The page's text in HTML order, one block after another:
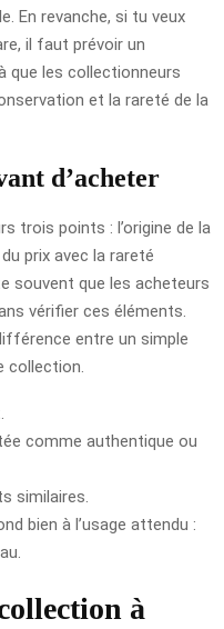
En revanche, si tu veux
il faut prévoir un
que les collectionneurs
et la rareté de la
d’acheter
trois points : l’origine de la
prix avec la rareté
souvent que les acheteurs
vérifier ces éléments.
entre un simple
collection.
comme authentique ou
similaires.
bien à l’usage attendu :
à